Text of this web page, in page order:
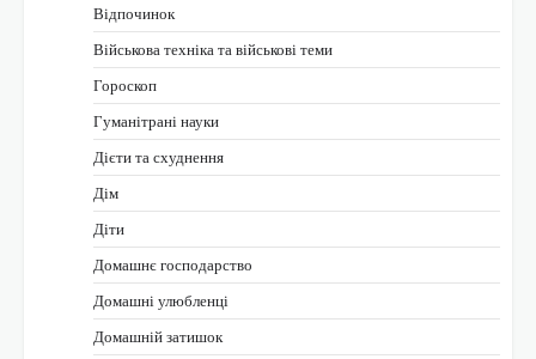
Відпочинок
Військова техніка та військові теми
Гороскоп
Гуманітрані науки
Дієти та схуднення
Дім
Діти
Домашнє господарство
Домашні улюбленці
Домашній затишок